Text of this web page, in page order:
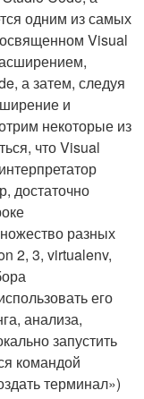
одним из самых
Visual
а затем, следуя
и
некоторые из
что Visual
достаточно
разных
2, 3, virtualenv,
его
анализа,
запустить
командой
терминал»)